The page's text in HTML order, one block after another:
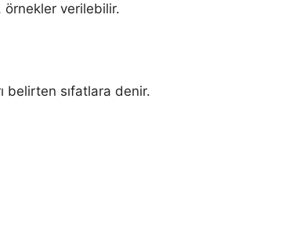
örnekler verilebilir.
belirten sıfatlara denir.